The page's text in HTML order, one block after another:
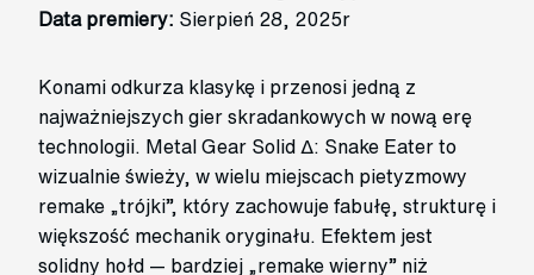
Data premiery: Sierpień 28, 2025r
Konami odkurza klasykę i przenosi jedną z
najważniejszych gier skradankowych w nową erę
technologii. Metal Gear Solid Δ: Snake Eater to
wizualnie świeży, w wielu miejscach pietyzmowy
remake „trójki”, który zachowuje fabułę, strukturę i
większość mechanik oryginału. Efektem jest
solidny hołd — bardziej „remake wierny” niż